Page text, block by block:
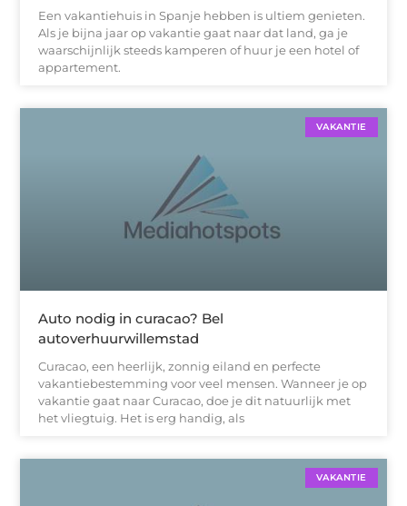
Een vakantiehuis in Spanje hebben is ultiem genieten.
Als je bijna jaar op vakantie gaat naar dat land, ga je
waarschijnlijk steeds kamperen of huur je een hotel of
appartement.
VAKANTIE
Auto nodig in curacao? Bel
autoverhuurwillemstad
Curacao, een heerlijk, zonnig eiland en perfecte
vakantiebestemming voor veel mensen. Wanneer je op
vakantie gaat naar Curacao, doe je dit natuurlijk met
het vliegtuig. Het is erg handig, als
VAKANTIE